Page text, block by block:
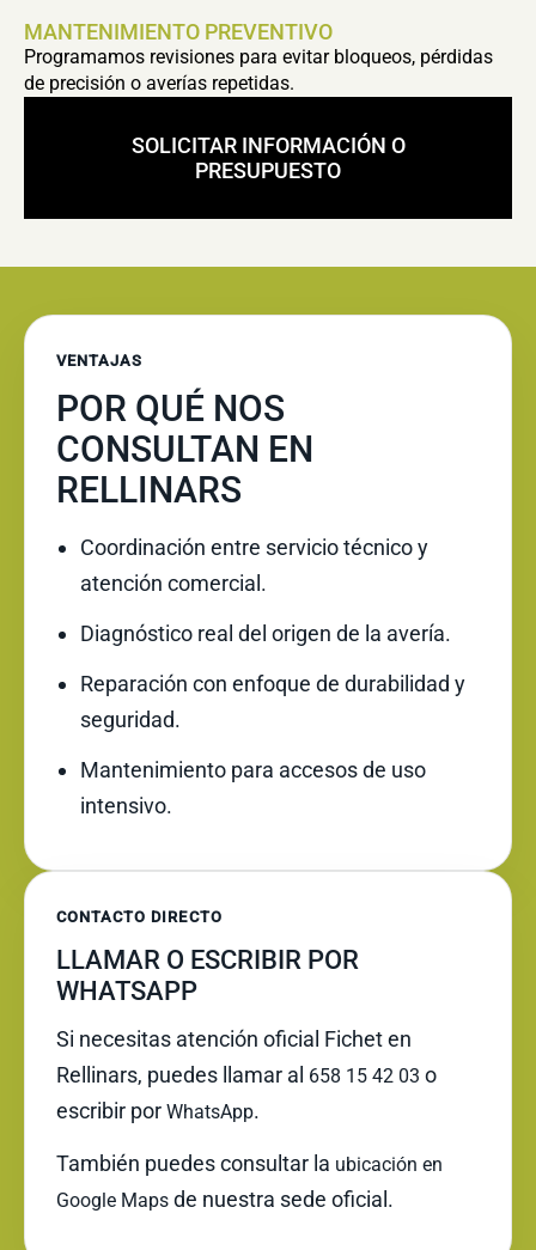
MANTENIMIENTO PREVENTIVO
Programamos revisiones para evitar bloqueos, pérdidas
de precisión o averías repetidas.
SOLICITAR INFORMACIÓN O
PRESUPUESTO
VENTAJAS
POR QUÉ NOS
CONSULTAN EN
RELLINARS
Coordinación entre servicio técnico y
atención comercial.
Diagnóstico real del origen de la avería.
Reparación con enfoque de durabilidad y
seguridad.
Mantenimiento para accesos de uso
intensivo.
CONTACTO DIRECTO
LLAMAR O ESCRIBIR POR
WHATSAPP
Si necesitas atención oficial Fichet en
Rellinars, puedes llamar al 658 15 42 03 o
escribir por WhatsApp.
También puedes consultar la ubicación en
Google Maps de nuestra sede oficial.